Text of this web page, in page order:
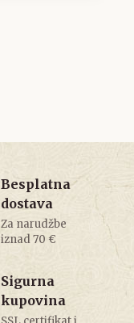
Besplatna
dostava
Za narudžbe
iznad 70 €
Sigurna
kupovina